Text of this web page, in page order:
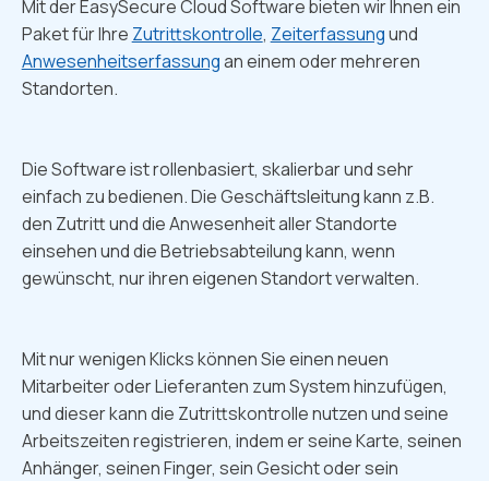
Mit der EasySecure Cloud Software bieten wir Ihnen ein
Paket für Ihre Zutrittskontrolle, Zeiterfassungund
Anwesenheitserfassungan einem oder mehreren
Standorten.
Die Software ist rollenbasiert, skalierbar und sehr
einfach zu bedienen. Die Geschäftsleitung kann z.B.
den Zutritt und die Anwesenheit aller Standorte
einsehen und die Betriebsabteilung kann, wenn
gewünscht, nur ihren eigenen Standort verwalten.
Mit nur wenigen Klicks können Sie einen neuen
Mitarbeiter oder Lieferanten zum System hinzufügen,
und dieser kann die Zutrittskontrolle nutzen und seine
Arbeitszeiten registrieren, indem er seine Karte, seinen
Anhänger, seinen Finger, sein Gesicht oder sein